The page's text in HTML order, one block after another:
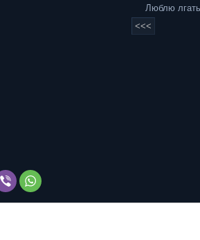
Люблю
<<<